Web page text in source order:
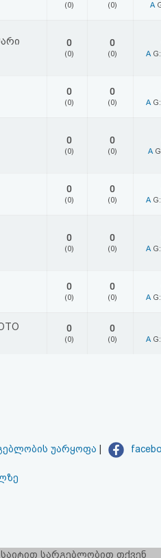
(0) (0) A
0
(0)
0
(0) A
0
(0)
0
(0) A
0
(0)
0
(0) A
0
(0)
0
(0) A
0
(0)
0
(0) A
0
(0)
0
(0) A
0
(0)
0
(0) A
უარყოფა
სარგებლობით თქვენ